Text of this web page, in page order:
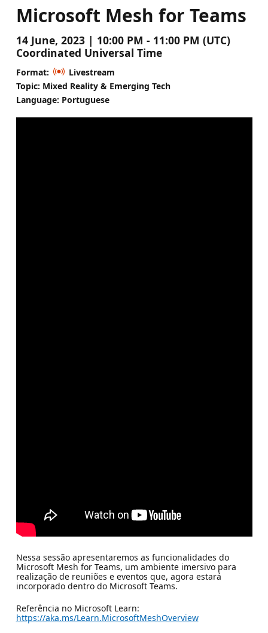
Microsoft Mesh for Teams
14 June, 2023 | 10:00 PM - 11:00 PM (UTC)
Coordinated Universal Time
Format:
Livestream
Topic: Mixed Reality & Emerging Tech
Language: Portuguese
Nessa sessão apresentaremos as funcionalidades do
Microsoft Mesh for Teams, um ambiente imersivo para
realização de reuniões e eventos que, agora estará
incorporado dentro do Microsoft Teams.
Referência no Microsoft Learn:
https://aka.ms/Learn.MicrosoftMeshOverview